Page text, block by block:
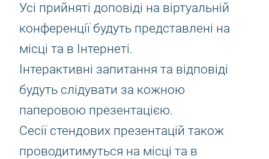
Усі прийняті доповіді на віртуальній
конференції будуть представлені на
місці та в Інтернеті.
Інтерактивні запитання та відповіді
будуть слідувати за кожною
паперовою презентацією.
Сесії стендових презентацій також
проводитимуться на місці та в